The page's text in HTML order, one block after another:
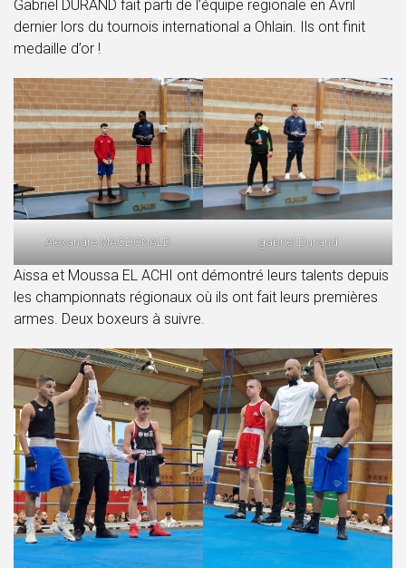
Gabriel DURAND fait parti de l’équipe regionale en Avril
dernier lors du tournois international a Ohlain. Ils ont finit
medaille d’or !
Alexandre MACDONALD gabriel Durand
Aissa et Moussa EL ACHI ont démontré leurs talents depuis
les championnats régionaux où ils ont fait leurs premières
armes. Deux boxeurs à suivre.